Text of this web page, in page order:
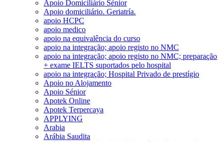
Apoio Domiciliário Sénior
Apoio domiciliário. Geriatría.
apoio HCPC
apoio medico
apoio na equivalência do curso
apoio na integração; apoio registo no NMC
apoio na integração; apoio registo no NMC; preparação
+ exame IELTS suportados pelo hospital
apoio na integração; Hospital Privado de prestígio
Apoio no Alojamento
Apoio Sénior
Apotek Online
Apotek Terpercaya
APPLYING
Arabia
Arábia Saudita